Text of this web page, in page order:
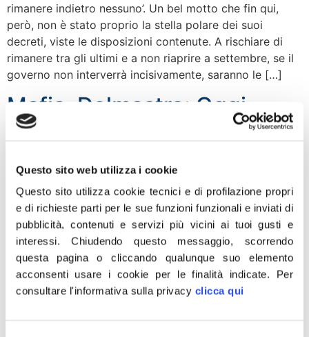
Questo sito web utilizza i cookie
Questo sito utilizza cookie tecnici e di profilazione propri
e di richieste parti per le sue funzioni funzionali e inviati di
pubblicità, contenuti e servizi più vicini ai tuoi gusti e
interessi.Chiudendo questo messaggio, scorrendo
questa pagina o cliccando qualunque suo elemento
acconsenti usare i cookie per le finalità indicate. Per
consultare l'informativa sulla privacy clicca qui
rimanere indietro nessuno’. Un bel motto che fin qui,
però, non è stato proprio la stella polare dei suoi
decreti, viste le disposizioni contenute. A rischiare di
rimanere tra gli ultimi e a non riaprire a settembre, se il
governo non interverrà incisivamente, saranno le […]
Mafia, Delmastro: Oggi
nuovo scarcerato. Bonafede
provvedimento
“Oggi il bollettino della resa e della sconfitta dello Stato
alla mafia registra un nuovo scarcerato eccellente:
Carmelo Terranova, 72 anni, esponente di spicco della
cosca Aparo di Floridia-Solarino (Siracusa) e
condannato a tre ergastoli per omicidio. Il boss è stato
trasferito, per l’emergenza coronavirus, nel suo regno ai